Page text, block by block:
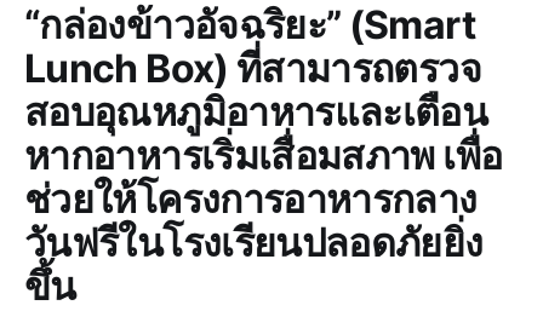
“กล่องข้าวอัจฉริยะ” (Smart
Lunch Box) ที่สามารถตรวจ
สอบอุณหภูมิอาหารและเตือน
หากอาหารเริ่มเสื่อมสภาพ เพื่อ
ช่วยให้โครงการอาหารกลาง
วันฟรีในโรงเรียนปลอดภัยยิ่ง
ขึ้น